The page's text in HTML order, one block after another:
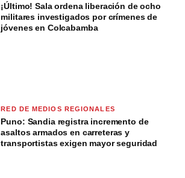
¡Último! Sala ordena liberación de ocho
militares investigados por crímenes de
jóvenes en Colcabamba
RED DE MEDIOS REGIONALES
Puno: Sandia registra incremento de
asaltos armados en carreteras y
transportistas exigen mayor seguridad